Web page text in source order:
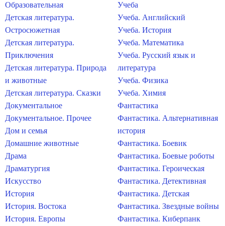
Образовательная
Детская литература.
Остросюжетная
Детская литература.
Приключения
Детская литература. Природа
и животные
Детская литература. Сказки
Документальное
Документальное. Прочее
Дом и семья
Домашние животные
Драма
Драматургия
Искусство
История
История. Востока
История. Европы
Учеба
Учеба. Английский
Учеба. История
Учеба. Математика
Учеба. Русский язык и
литература
Учеба. Физика
Учеба. Химия
Фантастика
Фантастика. Альтернативная
история
Фантастика. Боевик
Фантастика. Боевые роботы
Фантастика. Героическая
Фантастика. Детективная
Фантастика. Детская
Фантастика. Звездные войны
Фантастика. Киберпанк